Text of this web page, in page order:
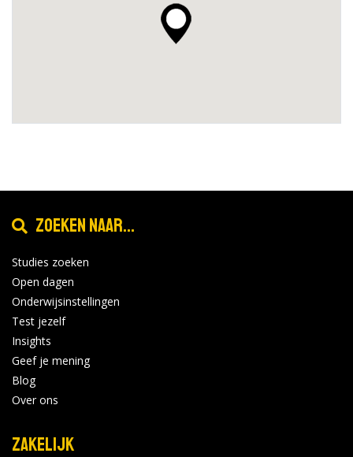
Zoeken naar...
Studies zoeken
Open dagen
Onderwijsinstellingen
Test jezelf
Insights
Geef je mening
Blog
Over ons
Zakelijk